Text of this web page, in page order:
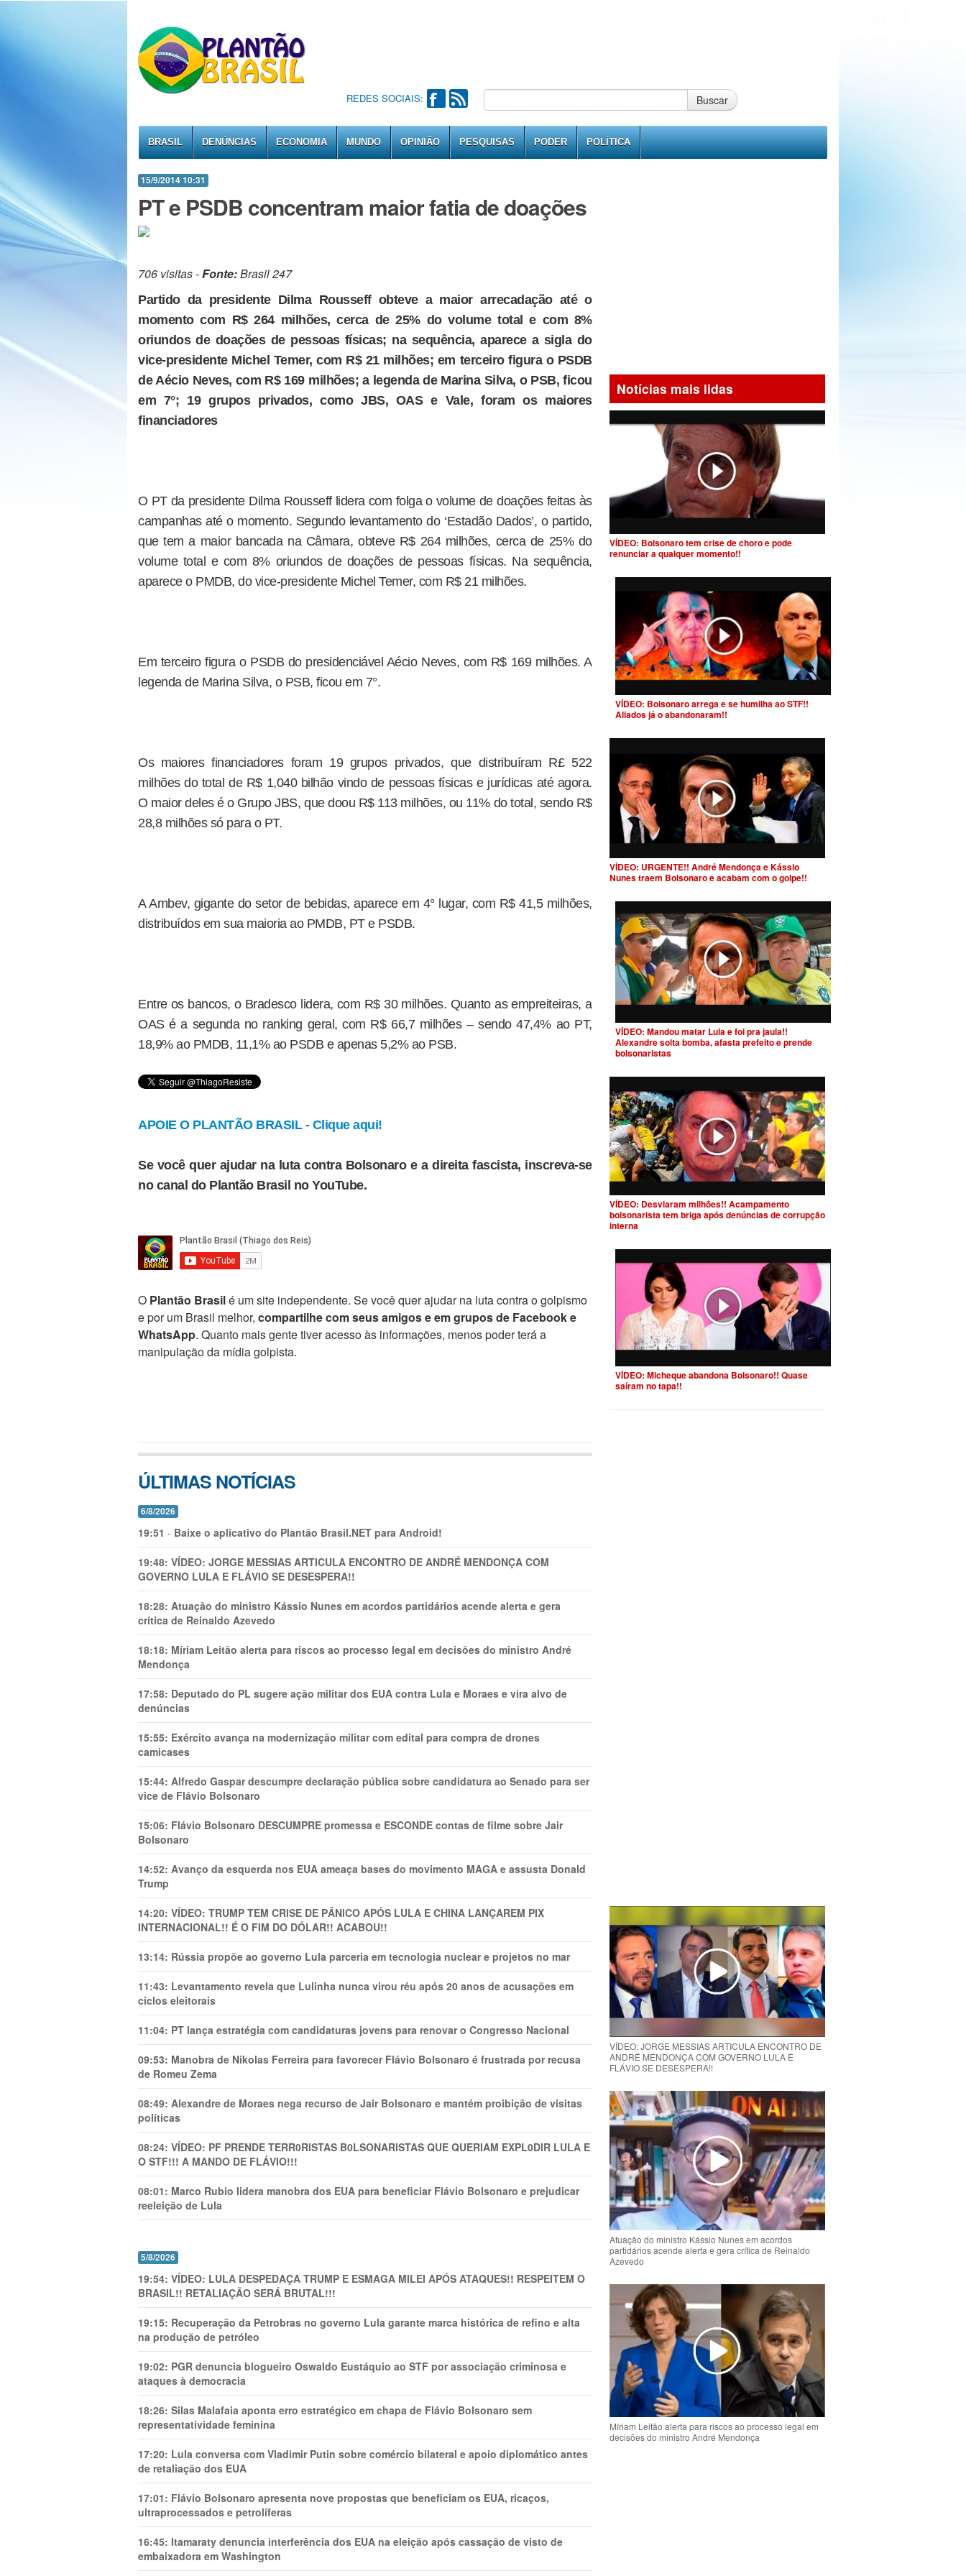
REDES SOCIAIS: Buscar
BRASIL DENÚNCIAS ECONOMIA MUNDO OPINIÃO PESQUISAS PODER POLÍTICA
15/9/2014 10:31
PT e PSDB concentram maior fatia de doações
706 visitas -Fonte:Brasil 247
Partido da presidente Dilma Rousseff obteve a maior arrecadação até o
momento com R$ 264 milhões, cerca de 25% do volume total e com 8%
oriundos de doações de pessoas físicas; na sequência, aparece a sigla do
vice-presidente Michel Temer, com R$ 21 milhões; em terceiro figura o PSDB
de Aécio Neves, com R$ 169 milhões; a legenda de Marina Silva, o PSB, ficou
em 7°; 19 grupos privados, como JBS, OAS e Vale, foram os maiores
financiadores
O PT da presidente Dilma Rousseff lidera com folga o volume de doações feitas às
campanhas até o momento. Segundo levantamento do ‘Estadão Dados’, o partido,
que tem a maior bancada na Câmara, obteve R$ 264 milhões, cerca de 25% do
volume total e com 8% oriundos de doações de pessoas físicas. Na sequência,
aparece o PMDB, do vice-presidente Michel Temer, com R$ 21 milhões.
Em terceiro figura o PSDB do presidenciável Aécio Neves, com R$ 169 milhões. A
legenda de Marina Silva, o PSB, ficou em 7°.
Os maiores financiadores foram 19 grupos privados, que distribuíram R£ 522
milhões do total de R$ 1,040 bilhão vindo de pessoas físicas e jurídicas até agora.
O maior deles é o Grupo JBS, que doou R$ 113 milhões, ou 11% do total, sendo R$
28,8 milhões só para o PT.
A Ambev, gigante do setor de bebidas, aparece em 4° lugar, com R$ 41,5 milhões,
distribuídos em sua maioria ao PMDB, PT e PSDB.
Entre os bancos, o Bradesco lidera, com R$ 30 milhões. Quanto as empreiteiras, a
OAS é a segunda no ranking geral, com R$ 66,7 milhões – sendo 47,4% ao PT,
18,9% ao PMDB, 11,1% ao PSDB e apenas 5,2% ao PSB.
APOIE O PLANTÃO BRASIL - Clique aqui!
Se você quer ajudar na luta contra Bolsonaro e a direita fascista, inscreva-se
no canal do Plantão Brasil no YouTube.
O Plantão Brasilé um site independente. Se você quer ajudar na luta contra o golpismo
e por um Brasil melhor, compartilhe com seus amigos e em grupos de Facebook e
WhatsApp. Quanto mais gente tiver acesso às informações, menos poder terá a
manipulação da mídia golpista.
ÚLTIMAS NOTÍCIAS
6/8/2026
19:51 - Baixe o aplicativo do Plantão Brasil.NET para Android!
19:48: VÍDEO: JORGE MESSIAS ARTICULA ENCONTRO DE ANDRÉ MENDONÇA COM
GOVERNO LULA E FLÁVIO SE DESESPERA!!
18:28: Atuação do ministro Kássio Nunes em acordos partidários acende alerta e gera
crítica de Reinaldo Azevedo
18:18: Míriam Leitão alerta para riscos ao processo legal em decisões do ministro André
Mendonça
17:58: Deputado do PL sugere ação militar dos EUA contra Lula e Moraes e vira alvo de
denúncias
15:55: Exército avança na modernização militar com edital para compra de drones
camicases
15:44: Alfredo Gaspar descumpre declaração pública sobre candidatura ao Senado para ser
vice de Flávio Bolsonaro
15:06: Flávio Bolsonaro DESCUMPRE promessa e ESCONDE contas de filme sobre Jair
Bolsonaro
14:52: Avanço da esquerda nos EUA ameaça bases do movimento MAGA e assusta Donald
Trump
14:20: VÍDEO: TRUMP TEM CRlSE DE PÂNlCO APÓS LULA E CHINA LANÇAREM PIX
INTERNACIONAL!! É O FIM DO DÓLAR!! ACABOU!!
13:14: Rússia propõe ao governo Lula parceria em tecnologia nuclear e projetos no mar
11:43: Levantamento revela que Lulinha nunca virou réu após 20 anos de acusações em
ciclos eleitorais
11:04: PT lança estratégia com candidaturas jovens para renovar o Congresso Nacional
09:53: Manobra de Nikolas Ferreira para favorecer Flávio Bolsonaro é frustrada por recusa
de Romeu Zema
08:49: Alexandre de Moraes nega recurso de Jair Bolsonaro e mantém proibição de visitas
políticas
08:24: VÍDEO: PF PRENDE TERR0RlSTAS B0LSONARlSTAS QUE QUERIAM EXPL0DlR LULA E
O STF!!! A MANDO DE FLÁVIO!!!
08:01: Marco Rubio lidera manobra dos EUA para beneficiar Flávio Bolsonaro e prejudicar
reeleição de Lula
5/8/2026
19:54: VÍDEO: LULA DESPEDAÇA TRUMP E ESMAGA MILEI APÓS ATAQUES!! RESPEITEM O
BRASIL!! RETALIAÇÃO SERÁ BRUTAL!!!
19:15: Recuperação da Petrobras no governo Lula garante marca histórica de refino e alta
na produção de petróleo
19:02: PGR denuncia blogueiro Oswaldo Eustáquio ao STF por associação criminosa e
ataques à democracia
18:26: Silas Malafaia aponta erro estratégico em chapa de Flávio Bolsonaro sem
representatividade feminina
17:20: Lula conversa com Vladimir Putin sobre comércio bilateral e apoio diplomático antes
de retaliação dos EUA
17:01: Flávio Bolsonaro apresenta nove propostas que beneficiam os EUA, ricaços,
ultraprocessados e petrolíferas
16:45: Itamaraty denuncia interferência dos EUA na eleição após cassação de visto de
embaixadora em Washington
Notícias mais lidas
VÍDEO: Bolsonaro tem crise de choro e pode
renunciar a qualquer momento!!
VÍDEO: Bolsonaro arrega e se humilha ao STF!!
Aliados já o abandonaram!!
VÍDEO: URGENTE!! André Mendonça e Kássio
Nunes traem Bolsonaro e acabam com o golpe!!
VÍDEO: Mandou matar Lula e foi pra jaula!!
Alexandre solta bomba, afasta prefeito e prende
bolsonaristas
VÍDEO: Desviaram milhões!! Acampamento
bolsonarista tem briga após denúncias de corrupção
interna
VÍDEO: Micheque abandona Bolsonaro!! Quase
saíram no tapa!!
VÍDEO: JORGE MESSIAS ARTICULA ENCONTRO DE
ANDRÉ MENDONÇA COM GOVERNO LULA E
FLÁVIO SE DESESPERA!!
Atuação do ministro Kássio Nunes em acordos
partidários acende alerta e gera crítica de Reinaldo
Azevedo
Míriam Leitão alerta para riscos ao processo legal em
decisões do ministro André Mendonça